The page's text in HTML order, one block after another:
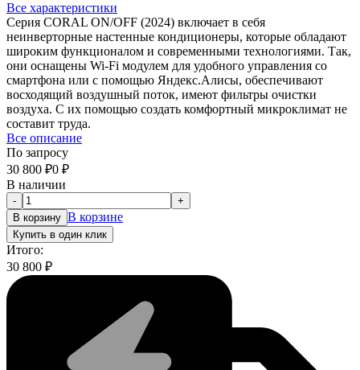
Все характеристики
Серия CORAL ON/OFF (2024) включает в себя
неинверторные настенные кондиционеры, которые обладают
широким функционалом и современными технологиями. Так,
они оснащены Wi-Fi модулем для удобного управления со
смартфона или с помощью Яндекс.Алисы, обеспечивают
восходящий воздушный поток, имеют фильтры очистки
воздуха. С их помощью создать комфортный микроклимат не
составит труда.
Все описание
По запросу
30 800 ₽0 ₽
В наличии
-
+
В корзину В корзине
Купить в один клик
Итого:
30 800 ₽